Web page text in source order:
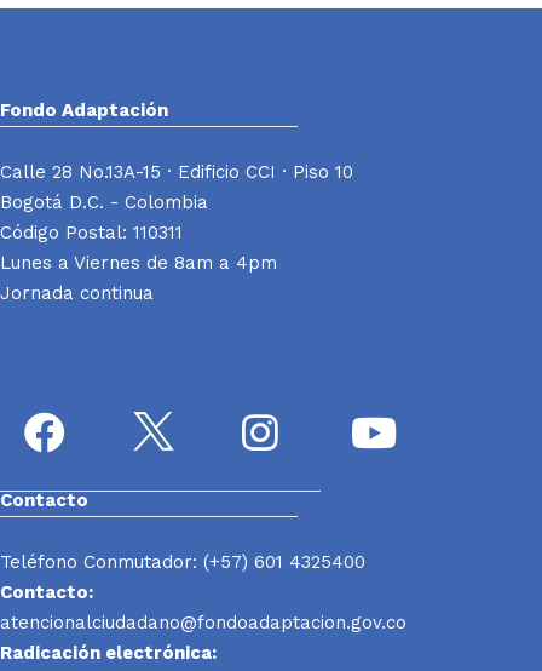
Fondo Adaptación
Calle 28 No.13A-15 · Edificio CCI · Piso 10
Bogotá D.C. - Colombia
Código Postal: 110311
Lunes a Viernes de 8am a 4pm
Jornada continua
Contacto
Teléfono Conmutador: (+57) 601 4325400
Contacto:
atencionalciudadano@fondoadaptacion.gov.co
Radicación electrónica: